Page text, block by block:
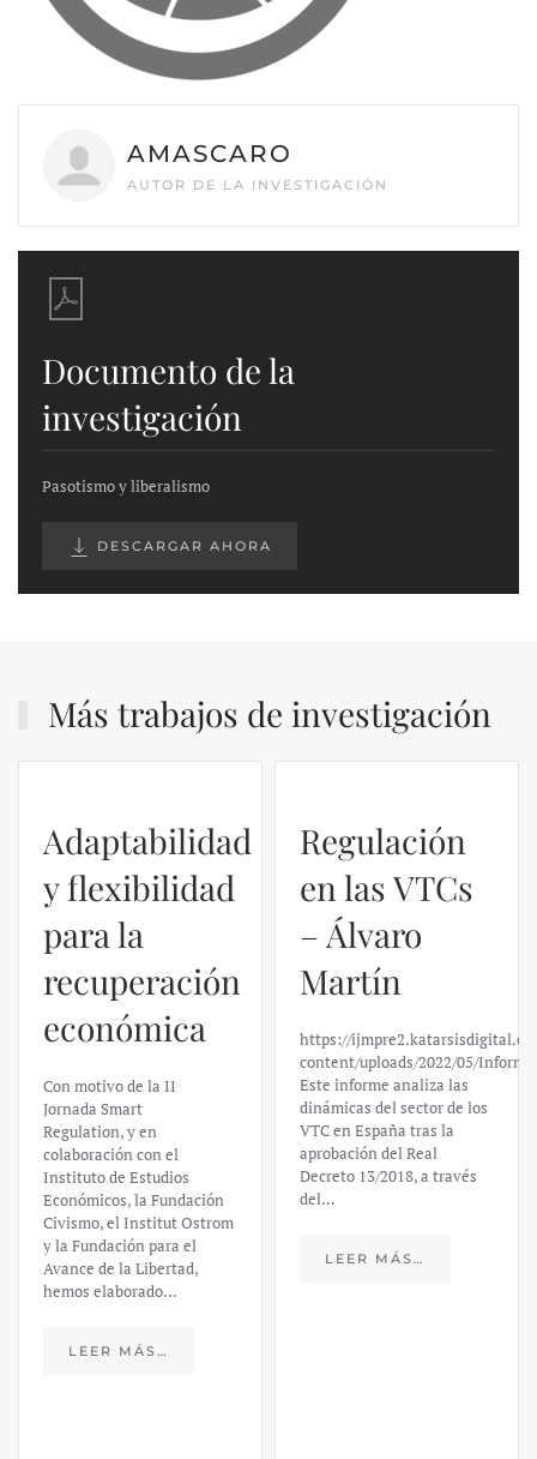
AMASCARO
AUTOR DE LA INVESTIGACIÓN
Documento de la
investigación
Pasotismo y liberalismo
DESCARGAR AHORA
Más trabajos de investigación
Adaptabilidad
y flexibilidad
para la
recuperación
económica
Con motivo de la II
Jornada Smart
Regulation, y en
colaboración con el
Instituto de Estudios
Económicos, la Fundación
Civismo, el Institut Ostrom
y la Fundación para el
Avance de la Libertad,
hemos elaborado…
LEER MÁS…
Regulación
en las VTCs
– Álvaro
Martín
https://
content/uploads/2022/05/
Este informe analiza las
dinámicas del sector de los
VTC en España tras la
aprobación del Real
Decreto 13/2018, a través
del…
LEER MÁS…